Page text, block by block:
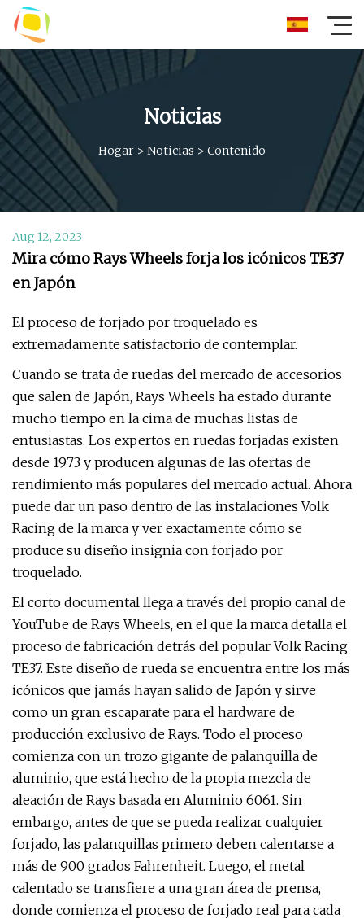
Noticias
Hogar > Noticias > Contenido
Aug 12, 2023
Mira cómo Rays Wheels forja los icónicos TE37
en Japón
El proceso de forjado por troquelado es
extremadamente satisfactorio de contemplar.
Cuando se trata de ruedas del mercado de accesorios
que salen de Japón, Rays Wheels ha estado durante
mucho tiempo en la cima de muchas listas de
entusiastas. Los expertos en ruedas forjadas existen
desde 1973 y producen algunas de las ofertas de
rendimiento más populares del mercado actual. Ahora
puede dar un paso dentro de las instalaciones Volk
Racing de la marca y ver exactamente cómo se
produce su diseño insignia con forjado por
troquelado.
El corto documental llega a través del propio canal de
YouTube de Rays Wheels, en el que la marca detalla el
proceso de fabricación detrás del popular Volk Racing
TE37. Este diseño de rueda se encuentra entre los más
icónicos que jamás hayan salido de Japón y sirve
como un gran escaparate para el hardware de
producción exclusivo de Rays. Todo el proceso
comienza con un trozo gigante de palanquilla de
aluminio, que está hecho de la propia mezcla de
aleación de Rays basada en Aluminio 6061. Sin
embargo, antes de que se pueda realizar cualquier
forjado, las palanquillas primero deben calentarse a
más de 900 grados Fahrenheit. Luego, el metal
calentado se transfiere a una gran área de prensa,
donde comienza el proceso de forjado real para cada